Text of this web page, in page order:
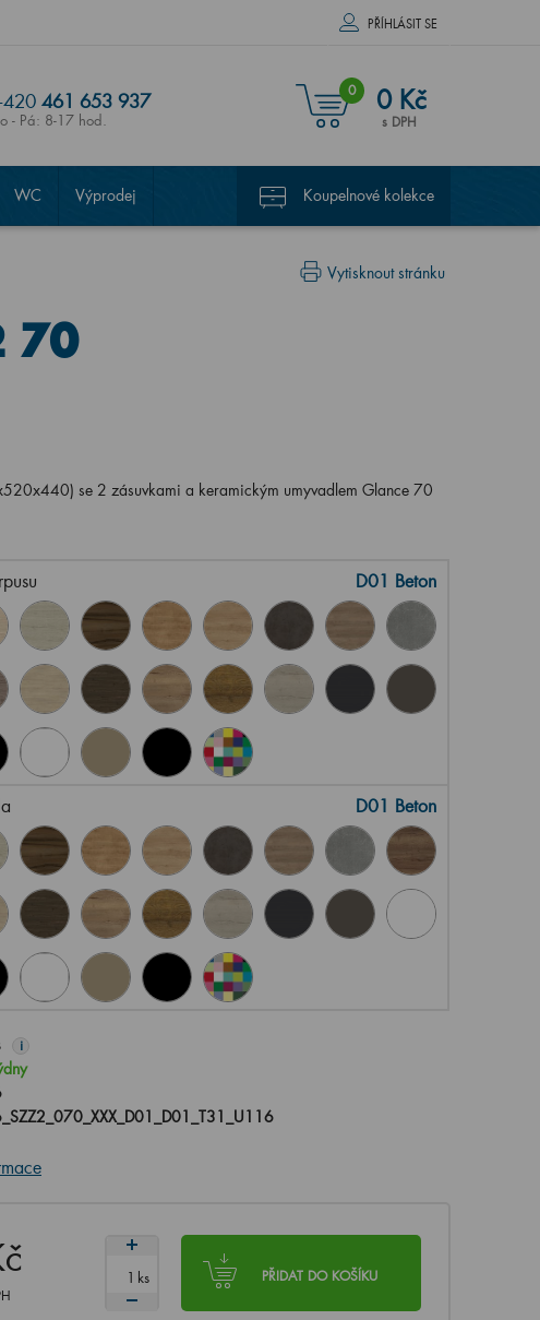
PŘÍHLÁSIT SE
461 653 937
- Pá: 8-17 hod.
0 0 Kč
s DPH
WC Výprodej Koupelnové kolekce
Vytisknout stránku
70
se 2 zásuvkami a keramickým umyvadlem Glance 70
D01 Beton
D01 Beton
i
PŘIDAT DO KOŠÍKU
ks